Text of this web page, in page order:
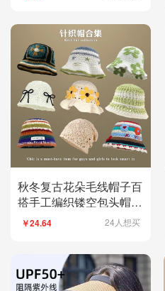
秋冬复古花朵毛线帽子百
搭手工编织镂空包头帽民
族风套头帽针织帽
￥24.64 24人想买